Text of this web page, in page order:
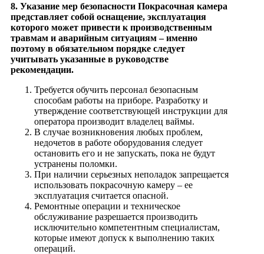
8. Указание мер безопасности Покрасочная камера
представляет собой оснащение, эксплуатация
которого может привести к производственным
травмам и аварийным ситуациям – именно
поэтому в обязательном порядке следует
учитывать указанные в руководстве
рекомендации.
Требуется обучить персонал безопасным
способам работы на приборе. Разработку и
утверждение соответствующей инструкции для
оператора производит владелец ваймы.
В случае возникновения любых проблем,
недочетов в работе оборудования следует
остановить его и не запускать, пока не будут
устранены поломки.
При наличии серьезных неполадок запрещается
использовать покрасочную камеру – ее
эксплуатация считается опасной.
Ремонтные операции и техническое
обслуживание разрешается производить
исключительно компетентным специалистам,
которые имеют допуск к выполнению таких
операций.